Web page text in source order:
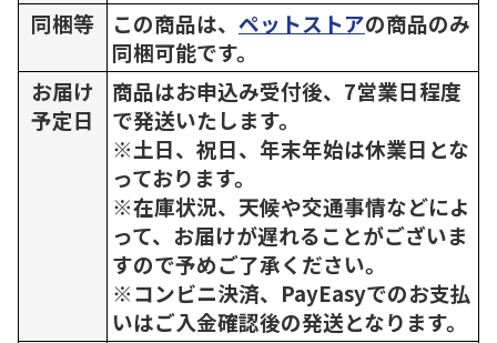
同梱等
この商品は、 ペットストアの商品のみ
同梱可能です。
お届け
予定日
商品はお申込み受付後、7営業日程度
で発送いたします。
※土日、祝日、年末年始は休業日とな
っております。
※在庫状況、天候や交通事情などによ
って、お届けが遅れることがございま
すので予めご了承ください。
※コンビニ決済、PayEasyでのお支払
いはご入金確認後の発送となります。